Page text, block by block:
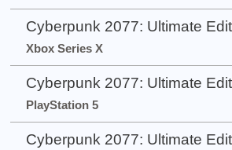
Cyberpunk 2077: Ultimate
Xbox Series X
Cyberpunk 2077: Ultimate
PlayStation 5
Cyberpunk 2077: Ultimate